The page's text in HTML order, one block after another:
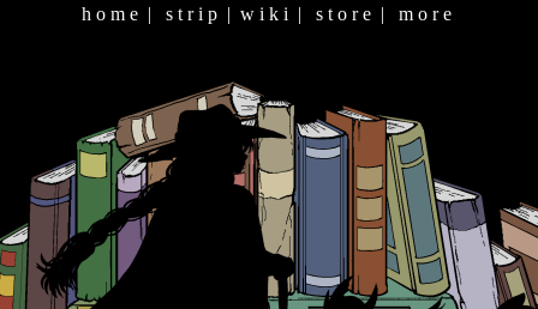
h o m e | s t r i p | w i k i | s t o r e | m o r e